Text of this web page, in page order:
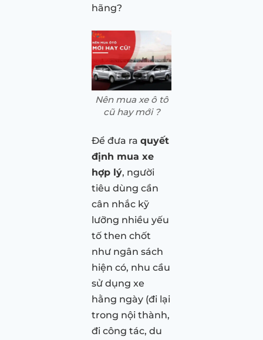
hãng?
Nên mua xe ô tô
cũ hay mới ?
Để đưa ra quyết
định mua xe
hợp lý, người
tiêu dùng cần
cân nhắc kỹ
lưỡng nhiều yếu
tố then chốt
như ngân sách
hiện có, nhu cầu
sử dụng xe
hằng ngày (đi lại
trong nội thành,
đi công tác, du